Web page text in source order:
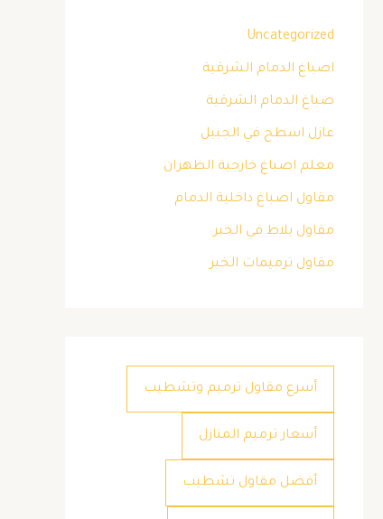
Uncategorized
اصباغ الدمام الشرقية
صباغ الدمام الشرقية
عازل اسطح في الجبيل
معلم اصباغ خارجية الظهران
مقاول اصباغ داخلية الدمام
مقاول بلاط في الخبر
مقاول ترميمات الخبر
أسرع مقاول ترميم وتشطيب
أسعار ترميم المنازل
أفضل مقاول تشطيب